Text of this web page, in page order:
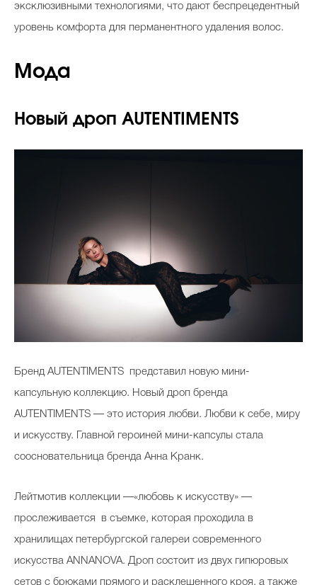
эксклюзивными технологиями, что дают беспрецедентный
уровень комфорта для перманентного удаления волос.
Мода
Новый дроп AUTENTIMENTS
Бренд AUTENTIMENTS представил новую мини-
капсульную коллекцию. Новый дроп бренда
AUTENTIMENTS — это история любви. Любви к себе, миру
и искусству. Главной героиней мини-капсулы стала
соосновательница бренда Анна Кранк.
Лейтмотив коллекции —«любовь к искусству» —
прослеживается в съемке, которая проходила в
хранилищах петербургской галереи современного
искусства ANNANOVA. Дроп состоит из двух гипюровых
сетов с брюками прямого и расклешенного кроя, а также